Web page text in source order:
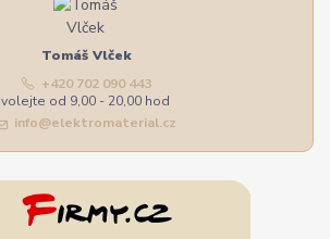
Tomáš Vlček
+420 702 090 443
volejte od 9,00 - 20,00 hod
info@elektromaterial.cz